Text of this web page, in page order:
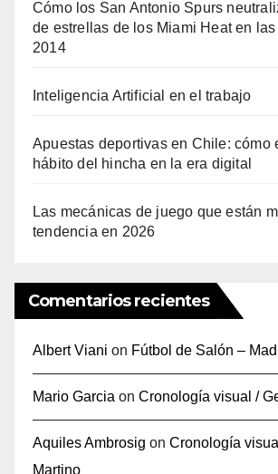
Cómo los San Antonio Spurs
de estrellas de los Miami Heat en
2014
Inteligencia Artificial en el trabajo
Apuestas deportivas en Chile: cómo
hábito del hincha en la era digital
Las mecánicas de juego que están
tendencia en 2026
Comentarios recientes
Albert Viani on Fútbol de Salón –
Mario Garcia on Cronología visual /
Aquiles Ambrosig on Cronología
Martino